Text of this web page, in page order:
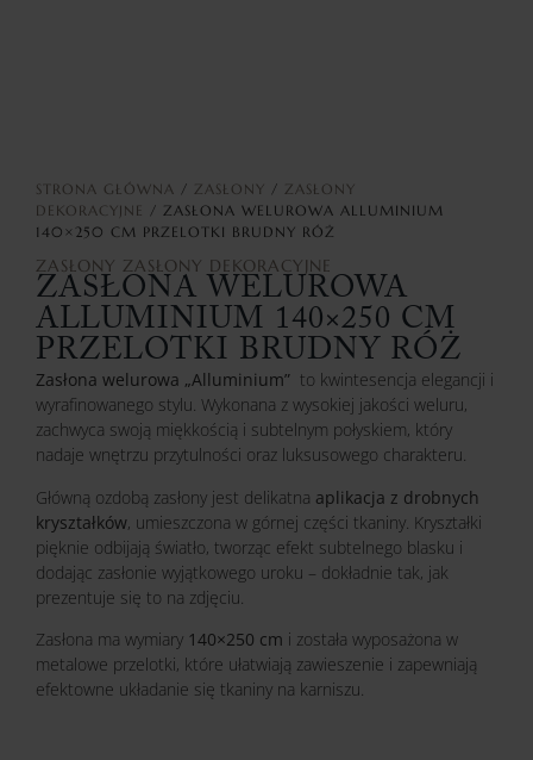
STRONA GŁÓWNA / ZASŁONY / ZASŁONY
DEKORACYJNE / ZASŁONA WELUROWA ALLUMINIUM
140×250 CM PRZELOTKI BRUDNY RÓŻ
ZASŁONY ZASŁONY DEKORACYJNE
ZASŁONA WELUROWA
ALLUMINIUM 140×250 CM
PRZELOTKI BRUDNY RÓŻ
Zasłona welurowa „Alluminium” to kwintesencja elegancji i
wyrafinowanego stylu. Wykonana z wysokiej jakości weluru,
zachwyca swoją miękkością i subtelnym połyskiem, który
nadaje wnętrzu przytulności oraz luksusowego charakteru.
Główną ozdobą zasłony jest delikatna aplikacja z drobnych
kryształków, umieszczona w górnej części tkaniny. Kryształki
pięknie odbijają światło, tworząc efekt subtelnego blasku i
dodając zasłonie wyjątkowego uroku – dokładnie tak, jak
prezentuje się to na zdjęciu.
Zasłona ma wymiary 140×250 cm i została wyposażona w
metalowe przelotki, które ułatwiają zawieszenie i zapewniają
efektowne układanie się tkaniny na karniszu.